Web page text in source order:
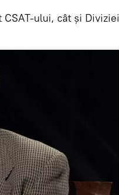
ului, cât și Diviziei